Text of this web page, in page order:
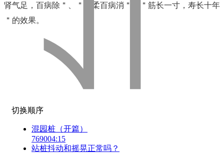
肾气足，百病除＂、＂筋柔百病消＂、＂筋长一寸，寿长十年
＂的效果。
切换顺序
混园桩（开篇）
769004:15
站桩抖动和摇晃正常吗？